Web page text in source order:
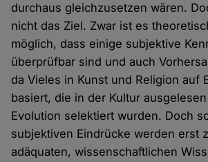
durchaus gleichzusetzen wären.
nicht das Ziel. Zwar ist es
möglich, dass einige subjektive
überprüfbar sind und auch
da Vieles in Kunst und Religion auf
basiert, die in der Kultur
Evolution selektiert wurden. Doch
subjektiven Eindrücke werden erst
adäquaten, wissenschaftlichen